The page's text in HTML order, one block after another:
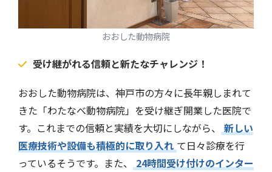
おおした動物病院
受け継がれる信頼と新たなチャレンジ！
おおした動物病院は、神戸市の方々に長年親しまれて
きた「わたなべ動物病院」を受け継ぎ開業した医院で
す。これまでの信頼と実績を大切にしながら、
新しい
医療技術や設備も積極的に取り入れ て日々診療を行
っているそうです。また、
24時間受け付けのインター